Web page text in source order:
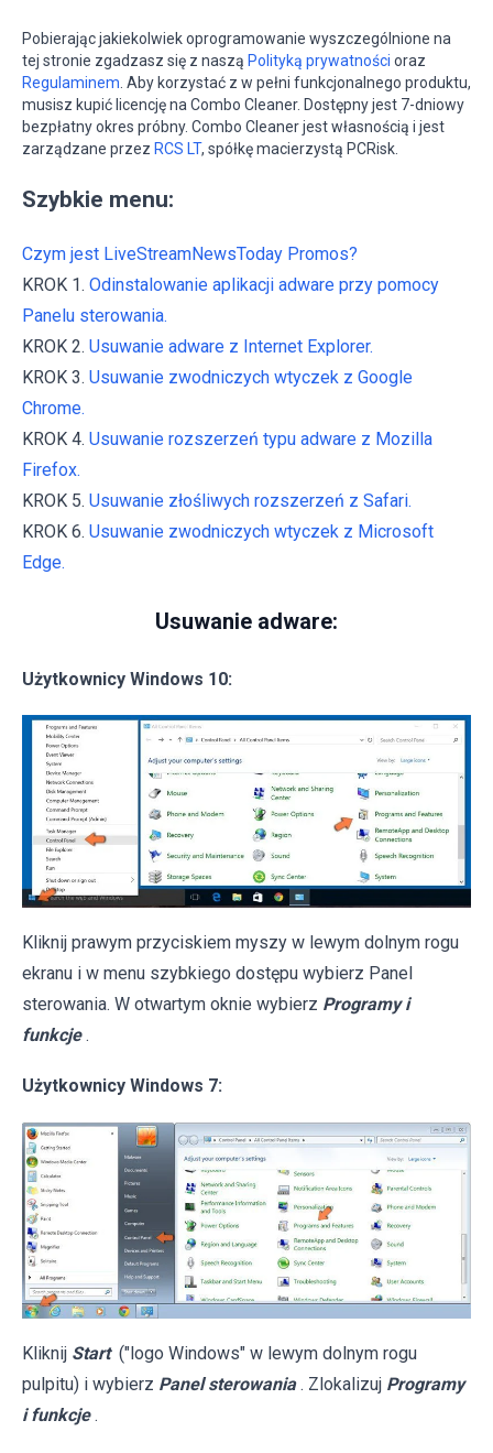
Pobierając jakiekolwiek oprogramowanie wyszczególnione na
tej stronie zgadzasz się z naszą Polityką prywatności oraz
Regulaminem. Aby korzystać z w pełni funkcjonalnego produktu,
musisz kupić licencję na Combo Cleaner. Dostępny jest 7-dniowy
bezpłatny okres próbny. Combo Cleaner jest własnością i jest
zarządzane przez RCS LT, spółkę macierzystą PCRisk.
Szybkie menu:
Czym jest LiveStreamNewsToday Promos?
KROK 1. Odinstalowanie aplikacji adware przy pomocy
Panelu sterowania.
KROK 2. Usuwanie adware z Internet Explorer.
KROK 3. Usuwanie zwodniczych wtyczek z Google
Chrome.
KROK 4. Usuwanie rozszerzeń typu adware z Mozilla
Firefox.
KROK 5. Usuwanie złośliwych rozszerzeń z Safari.
KROK 6. Usuwanie zwodniczych wtyczek z Microsoft
Edge.
Usuwanie adware:
Użytkownicy Windows 10:
Kliknij prawym przyciskiem myszy w lewym dolnym rogu
ekranu i w menu szybkiego dostępu wybierz Panel
sterowania. W otwartym oknie wybierz Programy i
funkcje .
Użytkownicy Windows 7:
Kliknij Start ("logo Windows" w lewym dolnym rogu
pulpitu) i wybierz Panel sterowania . Zlokalizuj Programy
i funkcje .